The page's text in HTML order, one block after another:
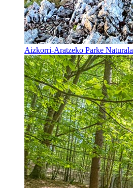
Aizkorri-Aratzeko Parke Naturala